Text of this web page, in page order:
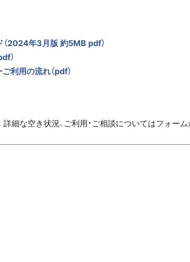
2024年3月版 約5MB pdf）
）
利用の流れ（pdf）
細な空き状況、ご利用・ご相談についてはフォーム